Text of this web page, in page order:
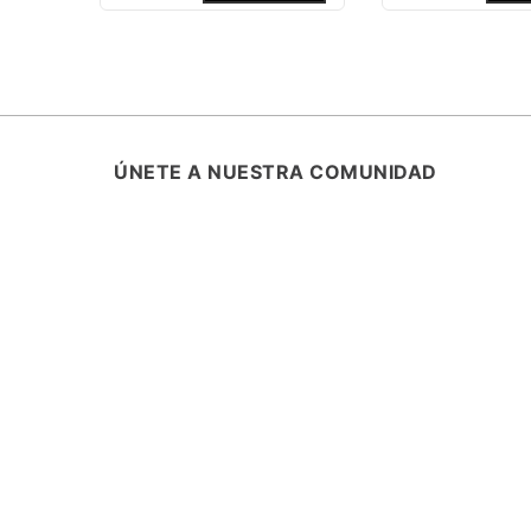
ÚNETE A NUESTRA COMUNIDAD